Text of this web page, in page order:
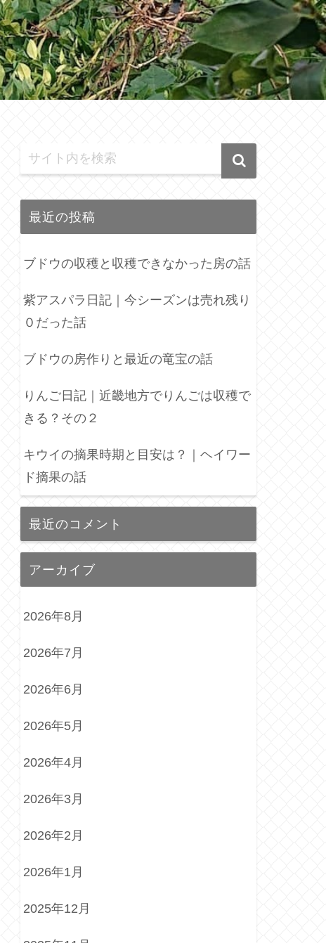
最近の投稿
ブドウの収穫と収穫できなかった房の話
紫アスパラ日記｜今シーズンは売れ残り
０だった話
ブドウの房作りと最近の竜宝の話
りんご日記｜近畿地方でりんごは収穫で
きる？その２
キウイの摘果時期と目安は？｜ヘイワー
ド摘果の話
最近のコメント
アーカイブ
2026年8月
2026年7月
2026年6月
2026年5月
2026年4月
2026年3月
2026年2月
2026年1月
2025年12月